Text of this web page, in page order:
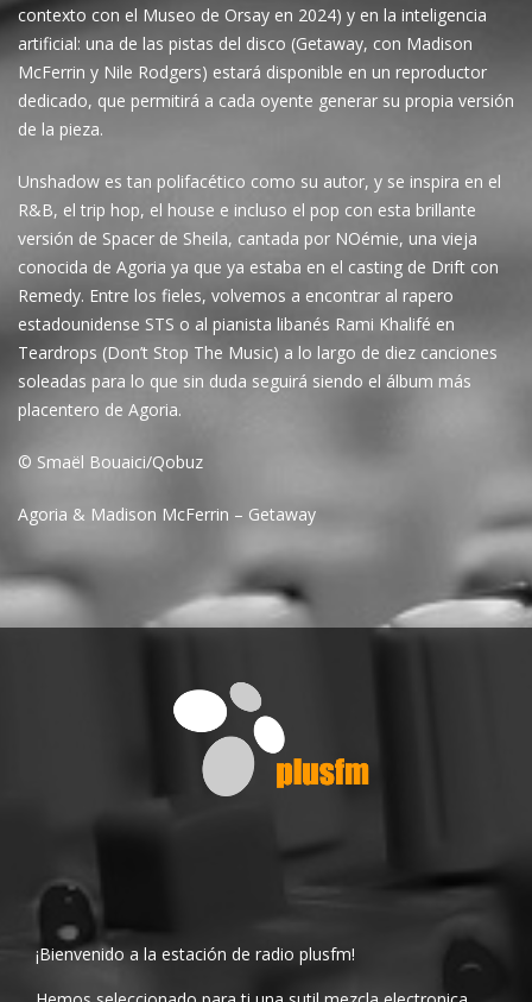
contexto con el Museo de Orsay en 2024) y en la inteligencia
artificial: una de las pistas del disco (Getaway, con Madison
McFerrin y Nile Rodgers) estará disponible en un reproductor
dedicado, que permitirá a cada oyente generar su propia versión
de la pieza.
Unshadow es tan polifacético como su autor, y se inspira en el
R&B, el trip hop, el house e incluso el pop con esta brillante
versión de Spacer de Sheila, cantada por NOémie, una vieja
conocida de Agoria ya que ya estaba en el casting de Drift con
Remedy. Entre los fieles, volvemos a encontrar al rapero
estadounidense STS o al pianista libanés Rami Khalifé en
Teardrops (Don’t Stop The Music) a lo largo de diez canciones
soleadas para lo que sin duda seguirá siendo el álbum más
placentero de Agoria.
© Smaël Bouaici/Qobuz
Agoria & Madison McFerrin – Getaway
¡Bienvenido a la estación de radio plusfm!